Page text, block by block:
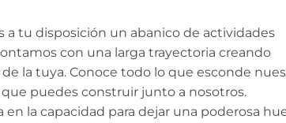
a tu disposición un abanico de actividades
con una larga trayectoria creando
la tuya. Conoce todo lo que esconde
puedes construir junto a nosotros.
la capacidad para dejar una poderosa